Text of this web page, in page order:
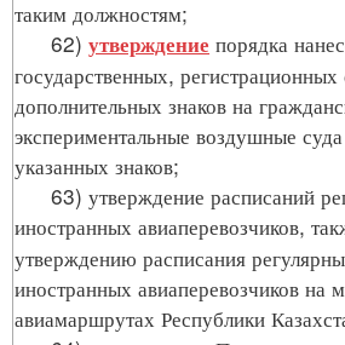
таким должностям;
62) утверждение порядка
государственных,
дополнительных знаков на
экспериментальные воздушные
указанных знаков;
63) утверждение расписаний
иностранных авиаперевозчиков,
утверждению расписания
иностранных авиаперевозчиков на
авиамаршрутах Республики